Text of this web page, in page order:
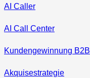
AI Caller
AI Call Center
Kundengewinnung B2B
Akquisestrategie